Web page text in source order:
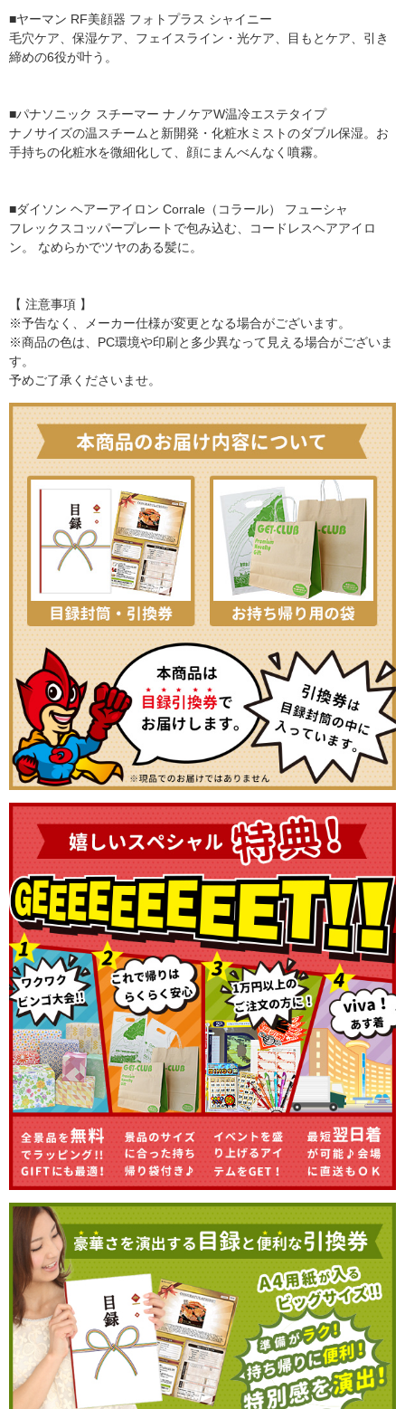
■ヤーマン RF美顔器 フォトプラス シャイニー
毛穴ケア、保湿ケア、フェイスライン・光ケア、目もとケア、引き
締めの6役が叶う。
■パナソニック スチーマー ナノケアW温冷エステタイプ
ナノサイズの温スチームと新開発・化粧水ミストのダブル保湿。お
手持ちの化粧水を微細化して、顔にまんべんなく噴霧。
■ダイソン ヘアーアイロン Corrale（コラール） フューシャ
フレックスコッパープレートで包み込む、コードレスヘアアイロ
ン。 なめらかでツヤのある髪に。
【 注意事項 】
※予告なく、メーカー仕様が変更となる場合がございます。
※商品の色は、PC環境や印刷と多少異なって見える場合がございま
す。
予めご了承くださいませ。